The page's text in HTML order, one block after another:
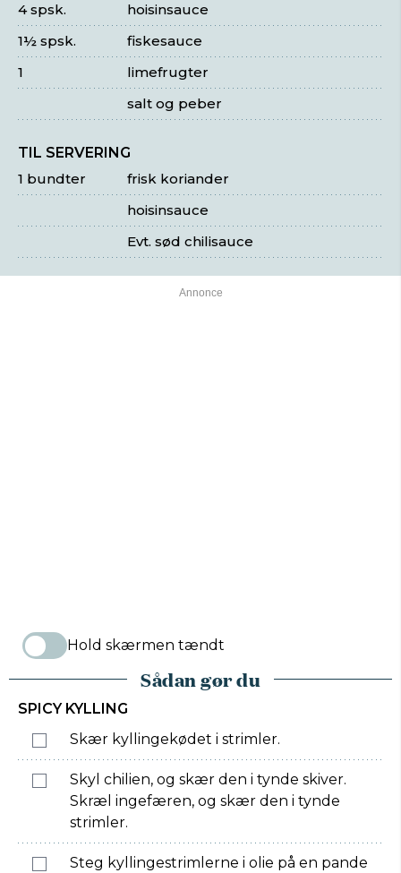
hoisinsauce
4 spsk.
fiskesauce
1½ spsk.
limefrugter
1
salt og peber
TIL SERVERING
frisk koriander
1 bundter
hoisinsauce
Evt. sød chilisauce
Hold skærmen tændt
Sådan gør du
SPICY KYLLING
Skær kyllingekødet i strimler.
Skyl chilien, og skær den i tynde skiver.
Skræl ingefæren, og skær den i tynde
strimler.
Steg kyllingestrimlerne i olie på en pande